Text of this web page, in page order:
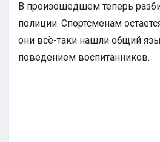
В произошедшем теперь
полиции. Спортсменам
они всё-таки нашли общий
поведением воспитанников.